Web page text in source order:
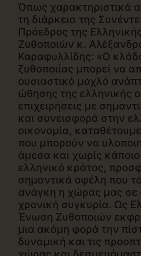
Όπως χαρακτηριστικά
τη διάρκεια της
Πρόεδρος της
Ζυθοποιών κ.
Καραφυλλίδης: «Ο
ζυθοποιίας μπορεί να
ουσιαστικό μοχλό
ώθησης της ελληνικής
επιχειρήσεις με
και συνεισφορά στην
οικονομία,
που μπορούν να
άμεσα και χωρίς
ελληνικό κράτος,
σημαντικά οφέλη που
ανάγκη η χώρας μας σε
χρονική συγκυρία. Ως
Ένωση Ζυθοποιών
μια ακόμη φορά την
δυναμική και τις